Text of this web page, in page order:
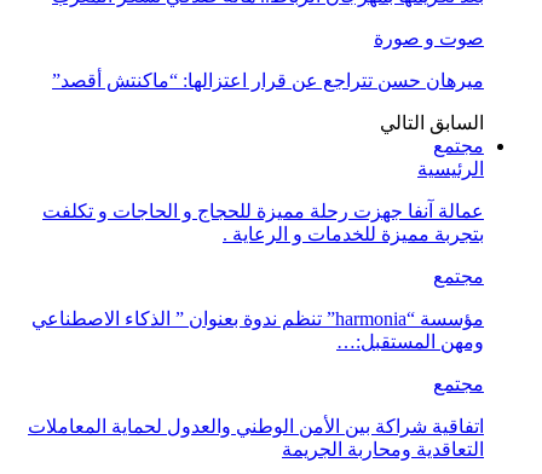
صوت و صورة
ميرهان حسن تتراجع عن قرار اعتزالها: “ماكنتش أقصد”
السابق التالي
مجتمع
الرئيسية
عمالة آنفا جهزت رحلة مميزة للحجاج و الحاجات و تكلفت
بتجربة مميزة للخدمات و الرعاية .
مجتمع
مؤسسة “harmonia” تنظم ندوة بعنوان ” الذكاء الاصطناعي
ومهن المستقبل:…
مجتمع
اتفاقية شراكة بين الأمن الوطني والعدول لحماية المعاملات
التعاقدية ومحاربة الجريمة